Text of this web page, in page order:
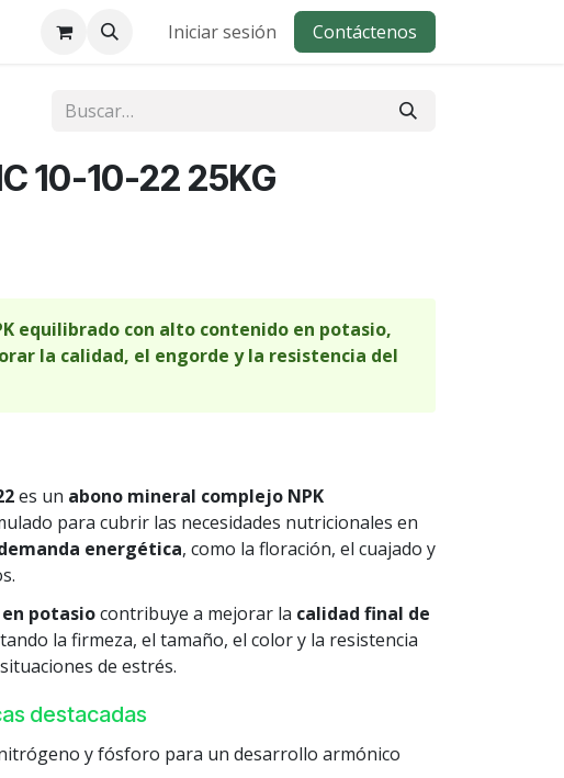
Iniciar sesión Contáctenos
10-10-22 25KG
equilibrado con alto contenido en potasio,
la calidad, el engorde y la resistencia del
es un abono mineral complejo NPK
para cubrir las necesidades nutricionales en
energética, como la floración, el cuajado y
potasiocontribuye a mejorar la calidad final de
la firmeza, el tamaño, el color y la resistencia
de estrés.
destacadas
y fósforo para un desarrollo armónico